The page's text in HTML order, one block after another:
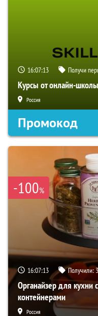
16:07:12 Получи
Курсы от онлайн-
Россия
Промокод
-100%
16:07:12 Получили:
Органайзер для кухни
контейнерами
Россия